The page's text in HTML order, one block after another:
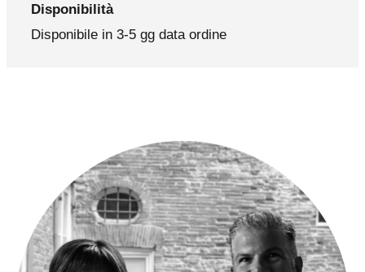
Disponibilità
Disponibile in 3-5 gg data ordine